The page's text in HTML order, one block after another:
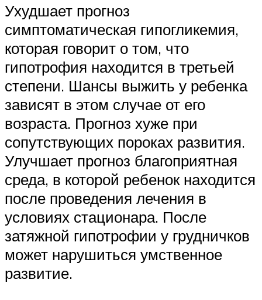
Ухудшает прогноз
симптоматическая гипогликемия,
которая говорит о том, что
гипотрофия находится в третьей
степени. Шансы выжить у ребенка
зависят в этом случае от его
возраста. Прогноз хуже при
сопутствующих пороках развития.
Улучшает прогноз благоприятная
среда, в которой ребенок находится
после проведения лечения в
условиях стационара. После
затяжной гипотрофии у грудничков
может нарушиться умственное
развитие.